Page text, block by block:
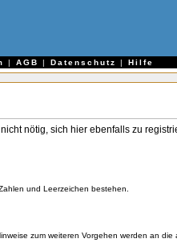
| AGB | Datenschutz | Hilfe
nötig, sich hier ebenfalls zu
und Leerzeichen bestehen.
zum weiteren Vorgehen werden an die